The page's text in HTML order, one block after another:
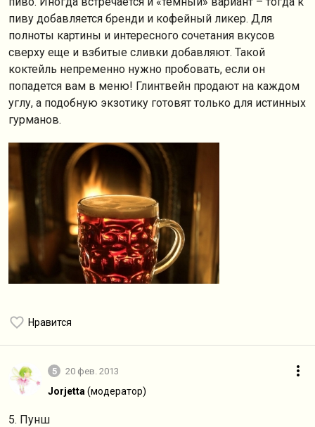
пиву добавляется бренди и кофейный ликер. Для
полноты картины и интересного сочетания вкусов
сверху еще и взбитые сливки добавляют. Такой
коктейль непременно нужно пробовать, если он
попадется вам в меню! Глинтвейн продают на каждом
углу, а подобную экзотику готовят только для истинных
гурманов.
Нравится
5 20 фев. 2013
Jorjetta (модератор)
5. Пунш